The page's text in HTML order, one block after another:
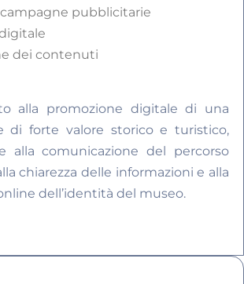
pubblicitarie
dei contenuti
alla promozione digitale di una
di forte valore storico e turistico,
alla comunicazione del percorso
chiarezza delle informazioni e alla
dell’identità del museo.